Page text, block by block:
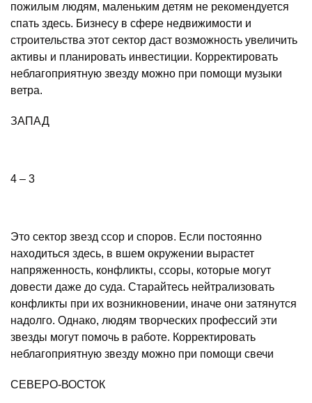
пожилым людям, маленьким детям не рекомендуется
спать здесь. Бизнесу в сфере недвижимости и
строительства этот сектор даст возможность увеличить
активы и планировать инвестиции. Корректировать
неблагоприятную звезду можно при помощи музыки
ветра.
ЗАПАД
4 – 3
Это сектор звезд ссор и споров. Если постоянно
находиться здесь, в вшем окружении вырастет
напряженность, конфликты, ссоры, которые могут
довести даже до суда. Старайтесь нейтрализовать
конфликты при их возникновении, иначе они затянутся
надолго. Однако, людям творческих профессий эти
звезды могут помочь в работе. Корректировать
неблагоприятную звезду можно при помощи свечи
СЕВЕРО-ВОСТОК